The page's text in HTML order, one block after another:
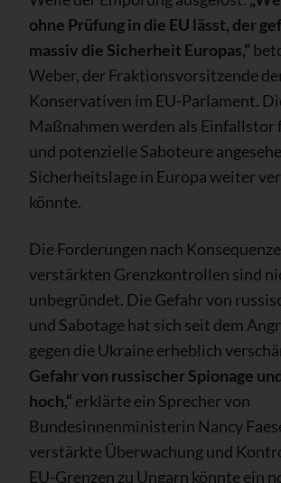
ohne Prüfung in die EU lässt, der
massiv die Sicherheit Europas,“
Weber, der Fraktionsvorsitzende
Konservativen im EU-Parlament.
Maßnahmen werden als Einfallstor
und potenzielle Saboteure
Sicherheitslage in Europa weiter
könnte.
Die Forderungen nach
verstärkten Grenzkontrollen sind
unbegründet. Die Gefahr von
und Sabotage hat sich seit dem
gegen die Ukraine erheblich
Gefahr von russischer Spionage
hoch,“ erklärte ein Sprecher von
Bundesinnenministerin Nancy
verstärkte Überwachung und
EU-Grenzen zu Ungarn könnte ein